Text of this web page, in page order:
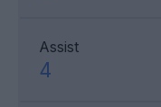
Assist
4